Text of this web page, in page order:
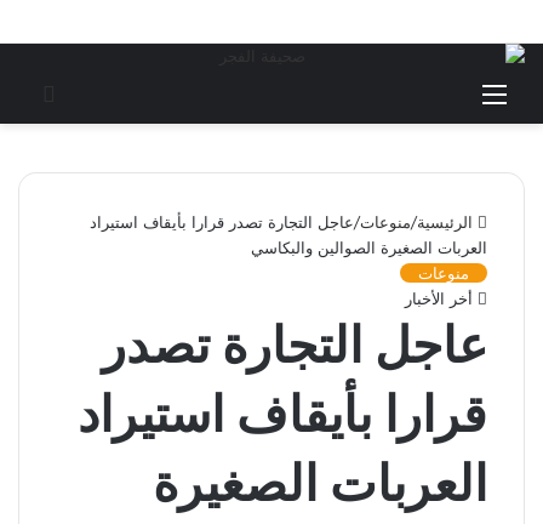
القائمة
عن
الرئيسية/منوعات/عاجل التجارة تصدر قرارا بأيقاف استيراد
العربات الصغيرة الصوالين والبكاسي
منوعات
أخر الأخبار
عاجل التجارة تصدر
قرارا بأيقاف استيراد
العربات الصغيرة